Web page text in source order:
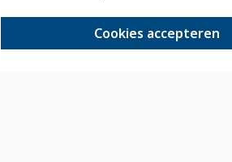
Cookies accepteren